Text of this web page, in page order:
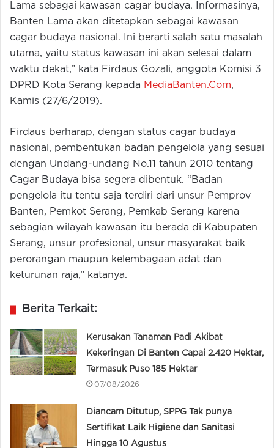
Lama sebagai kawasan cagar budaya. Informasinya,
Banten Lama akan ditetapkan sebagai kawasan
cagar budaya nasional. Ini berarti salah satu masalah
utama, yaitu status kawasan ini akan selesai dalam
waktu dekat,” kata Firdaus Gozali, anggota Komisi 3
DPRD Kota Serang kepada MediaBanten.Com,
Kamis (27/6/2019).
Firdaus berharap, dengan status cagar budaya
nasional, pembentukan badan pengelola yang sesuai
dengan Undang-undang No.11 tahun 2010 tentang
Cagar Budaya bisa segera dibentuk. “Badan
pengelola itu tentu saja terdiri dari unsur Pemprov
Banten, Pemkot Serang, Pemkab Serang karena
sebagian wilayah kawasan itu berada di Kabupaten
Serang, unsur profesional, unsur masyarakat baik
perorangan maupun kelembagaan adat dan
keturunan raja,” katanya.
Berita Terkait:
Kerusakan Tanaman Padi Akibat
Kekeringan Di Banten Capai 2.420 Hektar,
Termasuk Puso 185 Hektar
07/08/2026
Diancam Ditutup, SPPG Tak punya
Sertifikat Laik Higiene dan Sanitasi
Hingga 10 Agustus